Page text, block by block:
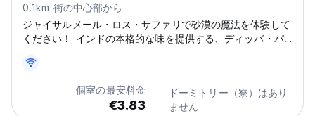
0.1km 街の中心部から
ジャイサルメール・ロス・サファリで砂漠の魔法を体験して
ください！ インドの本格的な味を提供する、ディッバ・パ
テルで、我が家のようにくつろいでください。 日中は黄金
の街を探索し、夜はリラックスできる居心地の良い隠れ家に
戻ることを想像してみてください。 アマール・サガル・ポ
ルやジャイサルメールが提供するすべての歴史的な驚異を探
個室の最安料金
€3.83
ドーミトリー（寮）はあり
ません